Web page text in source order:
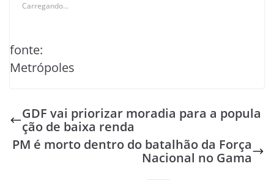
Carregando...
fonte:
Metrópoles
GDF vai priorizar moradia para a popula
ção de baixa renda
PM é morto dentro do batalhão da Força
Nacional no Gama